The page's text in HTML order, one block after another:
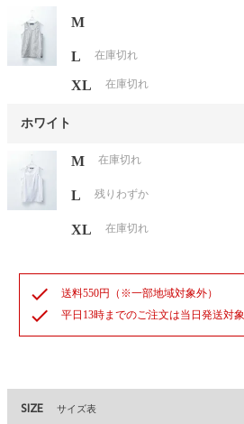
M
L 在庫切れ
XL
在庫切れ
ホワイト
M 在庫切れ
L 残りわずか
XL 在庫切れ
check 送料550円（※一部地域対象外）
check 平日13時までのご注文は当日発送対象
SIZE サイズ表